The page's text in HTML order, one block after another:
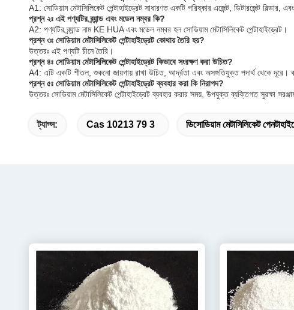
A1: সোডিয়াম মেটাসিলিকেট পেন্টাহাইড্রেট সাধারণত একটি পরিষ্কার এজেন্ট, ডিটারজেন্ট
প্রশ্ন ২ঃ এই পণ্যটির ব্র্যান্ড এবং মডেল নম্বর কি?
A2: পণ্যটির ব্র্যান্ড নাম KE HUA এবং মডেল নম্বর হল সোডিয়াম মেটাসিলিকেট পেন্টাহাইড্রেট।
প্রশ্ন ৩ঃ সোডিয়াম মেটাসিলিকেট পেন্টাহাইড্রেট কোথায় তৈরি হয়?
উত্তরঃ এই পণ্যটি চীনে তৈরি।
প্রশ্ন ৪ঃ সোডিয়াম মেটাসিলিকেট পেন্টাহাইড্রেট কিভাবে সংরক্ষণ করা উচিত?
A4: এটি একটি শীতল, শুকনো জায়গায় রাখা উচিত, আর্দ্রতা এবং অসঙ্গতিযুক্ত পদার্থ থেকে দূরে।
প্রশ্ন ৫ঃ সোডিয়াম মেটাসিলিকেট পেন্টাহাইড্রেট ব্যবহার করা কি নিরাপদ?
উত্তরঃ সোডিয়াম মেটাসিলিকেট পেন্টাহাইড্রেট ব্যবহার করার সময়, উপযুক্ত ব্যক্তিগত সুরক্ষা
ট্যাগ্স: Cas 10213 79 3 ডিসোডিয়াম মেটাসিলিকেট